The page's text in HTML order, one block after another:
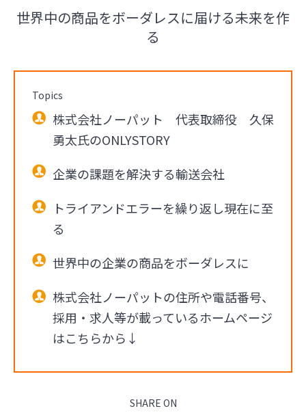
世界中の商品をボーダレスに届ける未来を作
る
Topics
株式会社ノーパット 代表取締役 久保
勇太氏のONLYSTORY
企業の課題を解決する輸送会社
トライアンドエラーを繰り返し現在に至
る
世界中の企業の商品をボーダレスに
株式会社ノーパットの住所や電話番号、
採用・求人等が載っているホームページ
はこちらから↓
SHARE ON